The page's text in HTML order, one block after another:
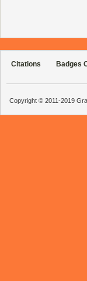
Citations Badges
Copyright © 2011-2019